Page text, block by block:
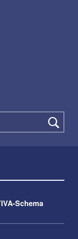
Schema